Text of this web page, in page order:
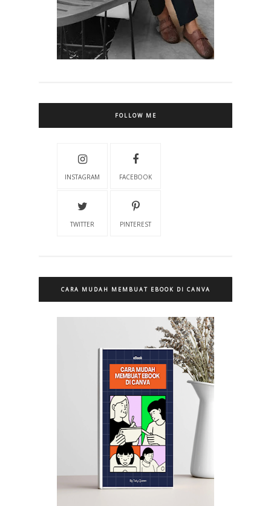
FOLLOW ME
INSTAGRAM FACEBOOK
TWITTER PINTEREST
CARA MUDAH MEMBUAT EBOOK DI CANVA